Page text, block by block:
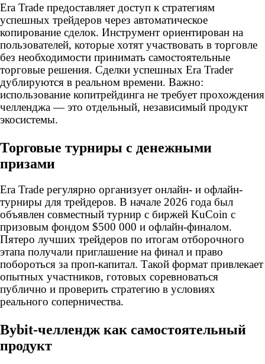
Era Trade предоставляет доступ к стратегиям
успешных трейдеров через автоматическое
копирование сделок. Инструмент ориентирован на
пользователей, которые хотят участвовать в торговле
без необходимости принимать самостоятельные
торговые решения. Сделки успешных Era Trader
дублируются в реальном времени. Важно:
использование копитрейдинга не требует прохождения
челленджа — это отдельный, независимый продукт
экосистемы.
Торговые турниры с денежными
призами
Era Trade регулярно организует онлайн- и офлайн-
турниры для трейдеров. В начале 2026 года был
объявлен совместный турнир с биржей KuCoin с
призовым фондом $500 000 и офлайн-финалом.
Пятеро лучших трейдеров по итогам отборочного
этапа получали приглашение на финал и право
побороться за проп-капитал. Такой формат привлекает
опытных участников, готовых соревноваться
публично и проверить стратегию в условиях
реального соперничества.
Bybit-челлендж как самостоятельный
продукт